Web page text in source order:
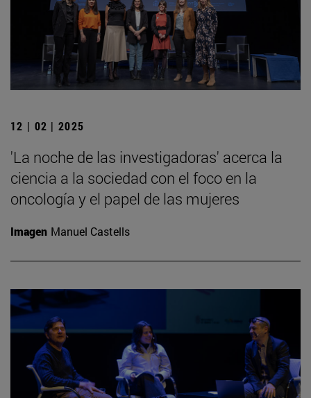
12 | 02 | 2025
'La noche de las investigadoras' acerca la
ciencia a la sociedad con el foco en la
oncología y el papel de las mujeres
Imagen Manuel Castells